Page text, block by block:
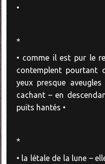
•
*
• comme il est pur le
contemplent pourtant
yeux presque
cachant – en
puits hantés •
*
• la létale de la lune –